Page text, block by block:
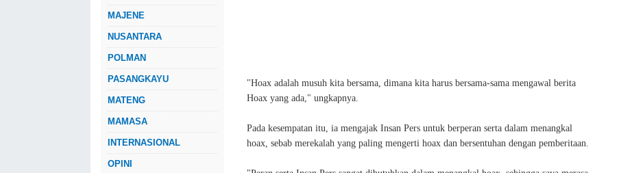
MAJENE
NUSANTARA
POLMAN
PASANGKAYU
MATENG
MAMASA
INTERNASIONAL
OPINI
"Hoax adalah musuh kita bersama, dimana kita harus bersama-sama mengawal berita
Hoax yang ada," ungkapnya.
Pada kesempatan itu, ia mengajak Insan Pers untuk berperan serta dalam menangkal
hoax, sebab merekalah yang paling mengerti hoax dan bersentuhan dengan pemberitaan.